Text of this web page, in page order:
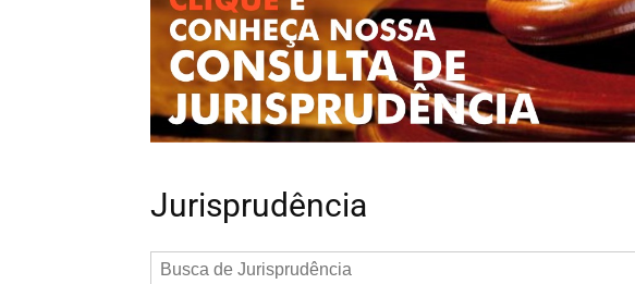
Jurisprudência